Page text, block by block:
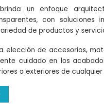
un enfoque
con soluciones
de productos y
elección de accesorios,
cuidado en los
o exteriores de